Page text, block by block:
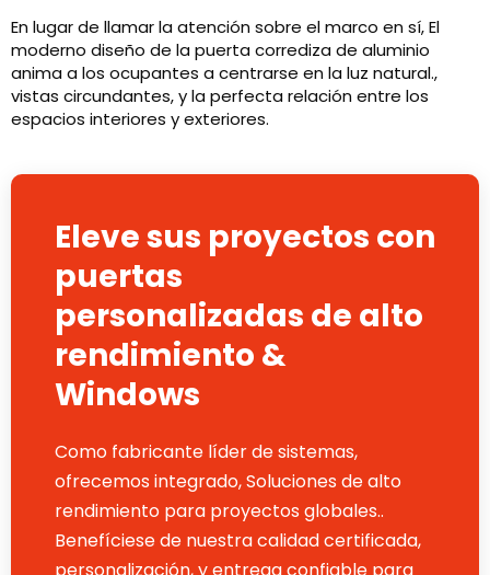
En lugar de llamar la atención sobre el marco en sí, El
moderno diseño de la puerta corrediza de aluminio
anima a los ocupantes a centrarse en la luz natural.,
vistas circundantes, y la perfecta relación entre los
espacios interiores y exteriores.
Eleve sus proyectos con
puertas
personalizadas de alto
rendimiento &
Windows
Como fabricante líder de sistemas,
ofrecemos integrado, Soluciones de alto
rendimiento para proyectos globales..
Benefíciese de nuestra calidad certificada,